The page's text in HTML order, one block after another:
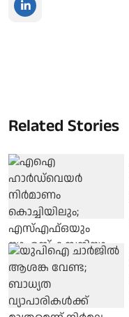
Related Stories